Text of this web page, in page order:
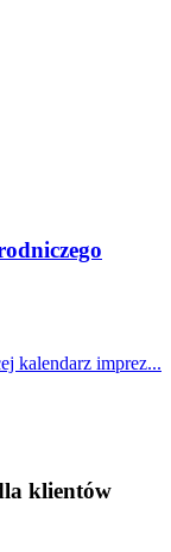
kalendarz imprez...
klientów